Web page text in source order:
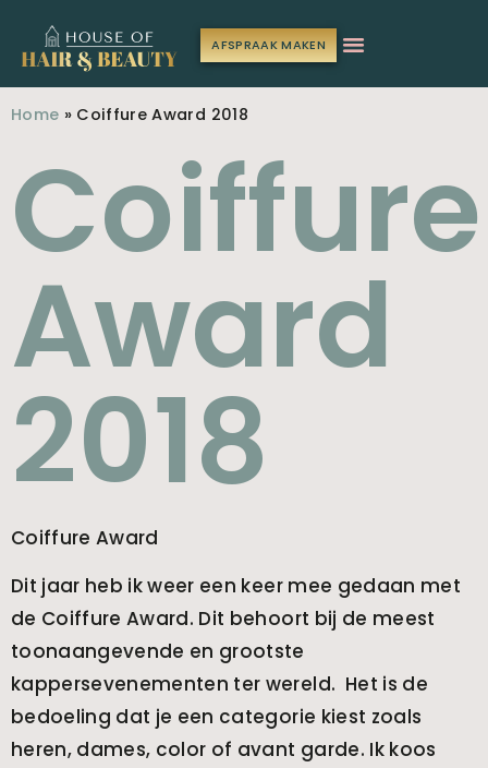
AFSPRAAK MAKEN
Home » Coiffure Award 2018
Coiffure
Award
2018
Coiffure Award
Dit jaar heb ik weer een keer mee gedaan met
de Coiffure Award. Dit behoort bij de meest
toonaangevende en grootste
kappersevenementen ter wereld. Het is de
bedoeling dat je een categorie kiest zoals
heren, dames, color of avant garde. Ik koos